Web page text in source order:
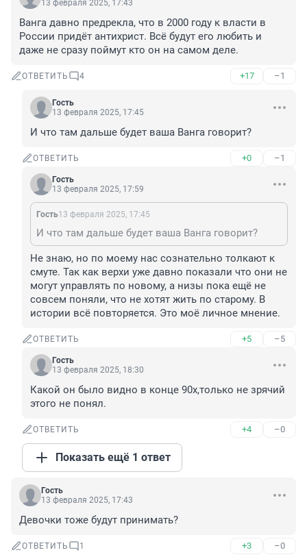
13 февраля 2025, 17:43
Ванга давно предрекла, что в 2000 году к власти в
России придёт антихрист. Всё будут его любить и
даже не сразу поймут кто он на самом деле.
ОТВЕТИТЬ 4 +17 –1
Гость
13 февраля 2025, 17:45
И что там дальше будет ваша Ванга говорит?
ОТВЕТИТЬ +0 –1
Гость
13 февраля 2025, 17:59
Гость13 февраля 2025, 17:45
И что там дальше будет ваша Ванга говорит?
Не знаю, но по моему нас сознательно толкают к
смуте. Так как верхи уже давно показали что они не
могут управлять по новому, а низы пока ещё не
совсем поняли, что не хотят жить по старому. В
истории всё повторяется. Это моё личное мнение.
ОТВЕТИТЬ +5 –5
Гость
13 февраля 2025, 18:30
Какой он было видно в конце 90х,только не зрячий
этого не понял.
ОТВЕТИТЬ +4 –0
Показать ещё 1 ответ
Гость
13 февраля 2025, 17:43
Девочки тоже будут принимать?
ОТВЕТИТЬ 1 +3 –0